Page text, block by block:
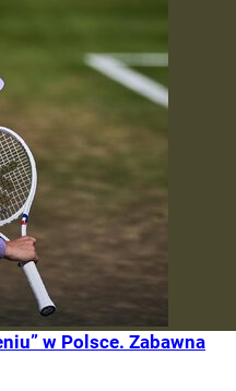
w Polsce. Zabawna